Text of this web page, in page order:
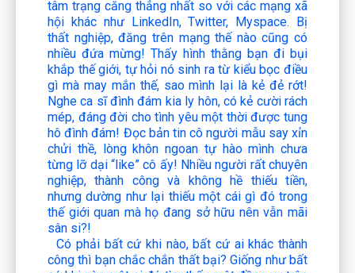
tâm trạng căng thẳng nhất so với các mạng xã
hội khác như LinkedIn, Twitter, Myspace. Bị
thất nghiệp, đăng trên mạng thế nào cũng có
nhiều đứa mừng! Thấy hình thằng bạn đi bụi
khắp thế giới, tự hỏi nó sinh ra từ kiểu bọc điều
gì mà may mắn thế, sao mình lại là kẻ đẻ rớt!
Nghe ca sĩ đình đám kia ly hôn, có kẻ cười rách
mép, đáng đời cho tình yêu một thời được tung
hô đình đám! Đọc bản tin cô người mẫu say xỉn
chửi thề, lòng khôn ngoan tự hào mình chưa
từng lỡ dại “like” cô ấy! Nhiều người rất chuyên
nghiệp, thành công và không hề thiếu tiền,
nhưng dường như lại thiếu một cái gì đó trong
thế giới quan mà họ đang sở hữu nên vẫn mãi
sân si?!
Có phải bất cứ khi nào, bất cứ ai khác thành
công thì bạn chắc chắn thất bại? Giống như bất